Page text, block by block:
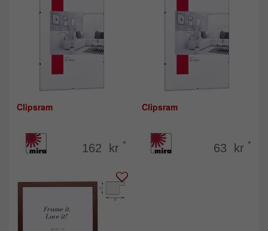
Clipsram
162 kr *
Clipsram
63 kr *